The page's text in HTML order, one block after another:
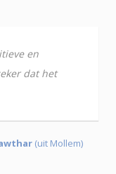
en
dat het
(uit Mollem)